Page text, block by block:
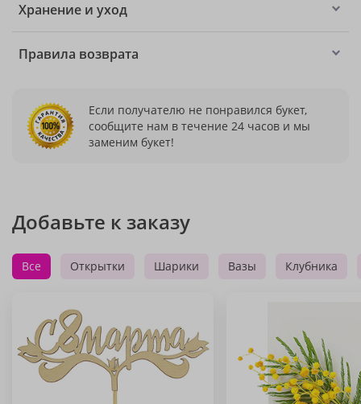
Хранение и уход
Правила возврата
Если получателю не понравился букет,
сообщите нам в течение 24 часов и мы
заменим букет!
Добавьте к заказу
Все Открытки Шарики Вазы Клубника